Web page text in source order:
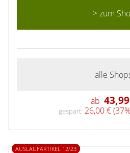
> zum
alle
ab
gespart: 26,00 €
AUSLAUFARTIKEL 12/23